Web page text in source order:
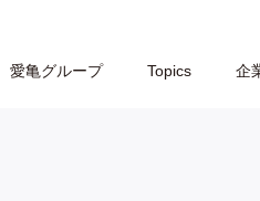
愛亀グループ Topics 企